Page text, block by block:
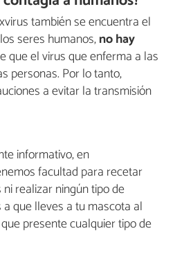
también se encuentra el
seres humanos,no hay
que el virus que enferma a las
personas. Por lo tanto,
a evitar la transmisión
informativo, en
facultad para recetar
realizar ningún tipo de
que lleves a tu mascota al
presente cualquier tipo de